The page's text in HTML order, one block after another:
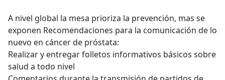
A nivel global la mesa prioriza la prevención, mas se
exponen Recomendaciones para la comunicación de lo
nuevo en cáncer de próstata:
Realizar y entregar folletos informativos básicos sobre
salud a todo nivel